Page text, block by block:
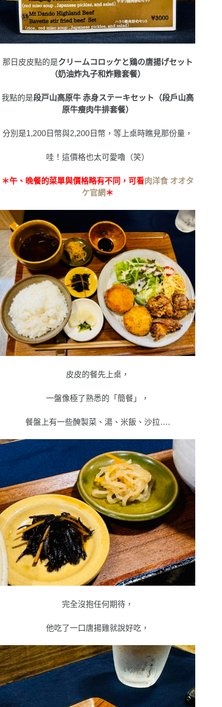
那日皮皮點的是クリームコロッケと鶏の唐揚げセット
（奶油炸丸子和炸雞套餐）
我點的是段戸山高原牛 赤身ステーキセット（段戶山高
原牛瘦肉牛排套餐）
分別是1,200日幣與2,200日幣，等上桌時瞧見那份量，
哇！這價格也太可愛嚕（笑）
＊午、晚餐的菜單與價格略有不同，可看肉洋食 オオタ
ケ官網 ＊
皮皮的餐先上桌，
一盤像極了熟悉的「簡餐」，
餐盤上有一些醃製菜、湯、米飯、沙拉….
完全沒抱任何期待，
他吃了一口唐揚雞就說好吃，